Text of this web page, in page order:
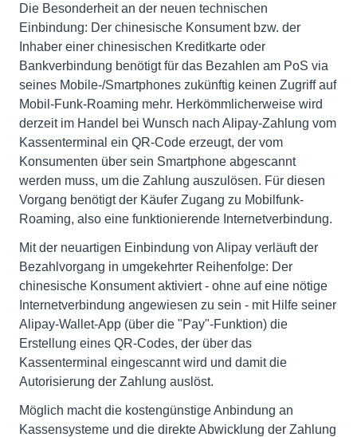
Die Besonderheit an der neuen technischen
Einbindung: Der chinesische Konsument bzw. der
Inhaber einer chinesischen Kreditkarte oder
Bankverbindung benötigt für das Bezahlen am PoS via
seines Mobile-/Smartphones zukünftig keinen Zugriff auf
Mobil-Funk-Roaming mehr. Herkömmlicherweise wird
derzeit im Handel bei Wunsch nach Alipay-Zahlung vom
Kassenterminal ein QR-Code erzeugt, der vom
Konsumenten über sein Smartphone abgescannt
werden muss, um die Zahlung auszulösen. Für diesen
Vorgang benötigt der Käufer Zugang zu Mobilfunk-
Roaming, also eine funktionierende Internetverbindung.
Mit der neuartigen Einbindung von Alipay verläuft der
Bezahlvorgang in umgekehrter Reihenfolge: Der
chinesische Konsument aktiviert - ohne auf eine nötige
Internetverbindung angewiesen zu sein - mit Hilfe seiner
Alipay-Wallet-App (über die "Pay"-Funktion) die
Erstellung eines QR-Codes, der über das
Kassenterminal eingescannt wird und damit die
Autorisierung der Zahlung auslöst.
Möglich macht die kostengünstige Anbindung an
Kassensysteme und die direkte Abwicklung der Zahlung